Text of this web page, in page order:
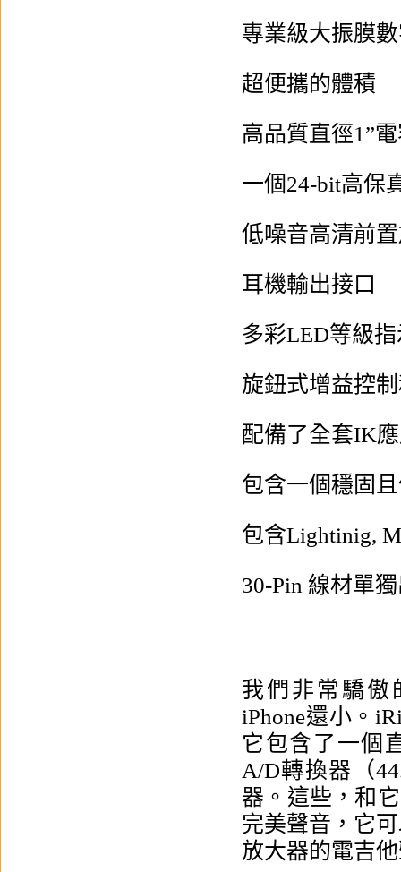
專業級大振膜
超便攜的體積
高品質直徑1”
一個24-bit高保
低噪音高清前
耳機輸出接口
多彩LED等級
旋鈕式增益控
配備了全套IK
包含一個穩固
包含Lightinig,
30-Pin 線材單
我們非常驕傲
iPhone還小。
它包含了一個
A/D轉換器（
器。這些，和
完美聲音，它
放大器的電吉